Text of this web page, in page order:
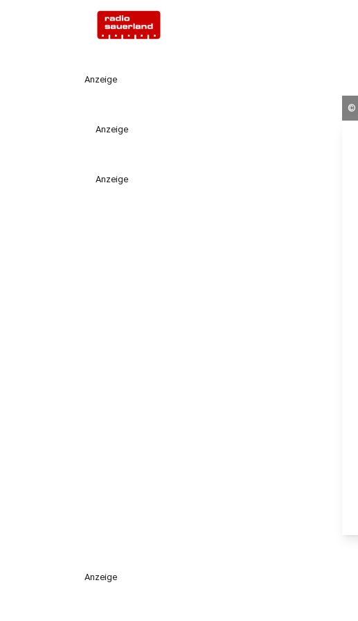
Anzeige
Anzeige
Anzeige
©
Anzeige